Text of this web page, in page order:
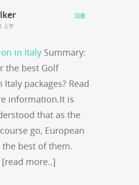
上午
in Italy Summary:
the best Golf
Italy packages? Read
information.It is
that as the
go, European
the best of them.
more..]
回覆